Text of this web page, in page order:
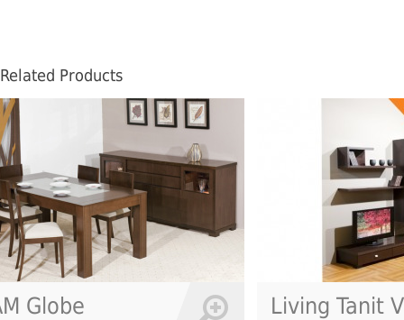
Related Products
Living Tanit V2 Gamma